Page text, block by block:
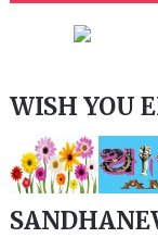
WISH YOU